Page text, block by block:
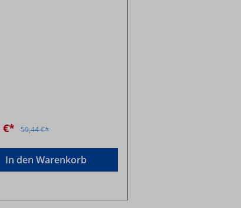
€* 59,44 €*
In den Warenkorb